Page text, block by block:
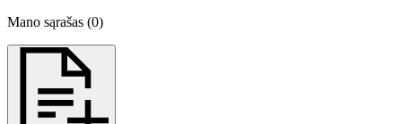
Mano sąrašas (0)